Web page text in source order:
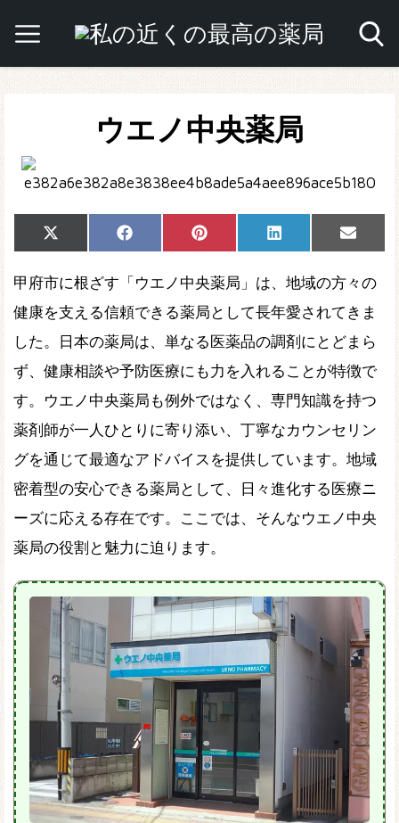
ウエノ中央薬局
Share
on
X
(Twitter)
Share
on
Facebook Share
on
Pinterest Share
on
LinkedIn
Share
on
Email
甲府市に根ざす「ウエノ中央薬局」は、地域の方々の
健康を支える信頼できる薬局として長年愛されてきま
した。日本の薬局は、単なる医薬品の調剤にとどまら
ず、健康相談や予防医療にも力を入れることが特徴で
す。ウエノ中央薬局も例外ではなく、専門知識を持つ
薬剤師が一人ひとりに寄り添い、丁寧なカウンセリン
グを通じて最適なアドバイスを提供しています。地域
密着型の安心できる薬局として、日々進化する医療ニ
ーズに応える存在です。ここでは、そんなウエノ中央
薬局の役割と魅力に迫ります。